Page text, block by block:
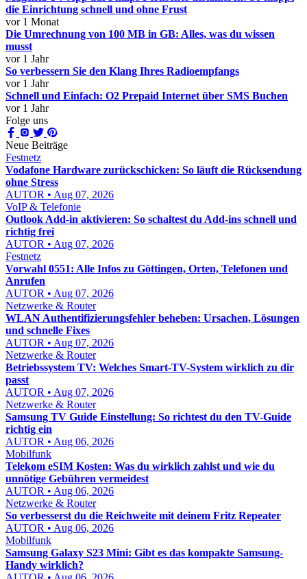
die Einrichtung schnell und ohne Frust
vor 1 Monat
Die Umrechnung von 100 MB in GB: Alles, was du wissen
musst
vor 1 Jahr
So verbessern Sie den Klang Ihres Radioempfangs
vor 1 Jahr
Schnell und Einfach: O2 Prepaid Internet über SMS Buchen
vor 1 Jahr
Folge uns
Neue Beiträge
Festnetz
Vodafone Hardware zurückschicken: So läuft die Rücksendung
ohne Stress
AUTOR • Aug 07, 2026
VoIP & Telefonie
Outlook Add-in aktivieren: So schaltest du Add-ins schnell und
richtig frei
AUTOR • Aug 07, 2026
Festnetz
Vorwahl 0551: Alle Infos zu Göttingen, Orten, Telefonen und
Anrufen
AUTOR • Aug 07, 2026
Netzwerke & Router
WLAN Authentifizierungsfehler beheben: Ursachen, Lösungen
und schnelle Fixes
AUTOR • Aug 07, 2026
Netzwerke & Router
Betriebssystem TV: Welches Smart-TV-System wirklich zu dir
passt
AUTOR • Aug 07, 2026
Netzwerke & Router
Samsung TV Guide Einstellung: So richtest du den TV-Guide
richtig ein
AUTOR • Aug 06, 2026
Mobilfunk
Telekom eSIM Kosten: Was du wirklich zahlst und wie du
unnötige Gebühren vermeidest
AUTOR • Aug 06, 2026
Netzwerke & Router
So verbesserst du die Reichweite mit deinem Fritz Repeater
AUTOR • Aug 06, 2026
Mobilfunk
Samsung Galaxy S23 Mini: Gibt es das kompakte Samsung-
Handy wirklich?